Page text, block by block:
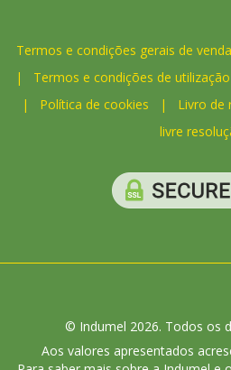
Termos e condições gerais de venda
| Termos e condições de utilização
| Política de cookies | Livro de
livre
© Indumel 2026. Todos os
Aos valores apresentados